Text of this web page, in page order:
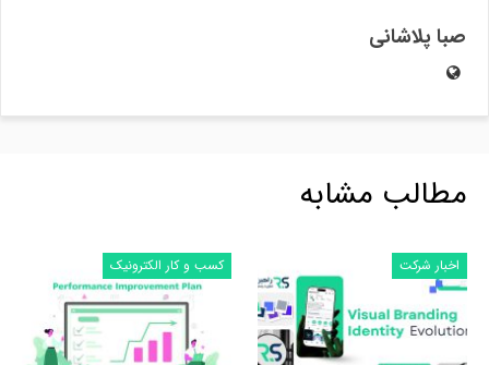
صبا پلاشانی
مطالب مشابه
اخبار شرکت کسب و کار الکترونیک